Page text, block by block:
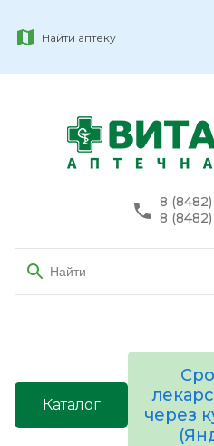
Найти аптеку
8
8
Каталог
через